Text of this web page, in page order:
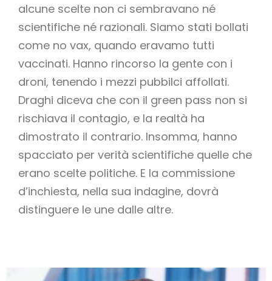
alcune scelte non ci sembravano né
scientifiche né razionali. Siamo stati bollati
come no vax, quando eravamo tutti
vaccinati. Hanno rincorso la gente con i
droni, tenendo i mezzi pubbilci affollati.
Draghi diceva che con il green pass non si
rischiava il contagio, e la realtà ha
dimostrato il contrario. Insomma, hanno
spacciato per verità scientifiche quelle che
erano scelte politiche. E la commissione
d’inchiesta, nella sua indagine, dovrà
distinguere le une dalle altre.